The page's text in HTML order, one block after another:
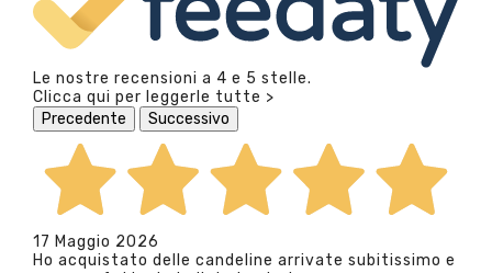
Le nostre recensioni a 4 e 5 stelle.
Clicca qui per leggerle tutte >
Precedente
Successivo
17 Maggio 2026
Ho acquistato delle candeline arrivate subitissimo e